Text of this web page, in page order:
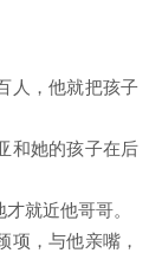
人，他就把孩子
和她的孩子在后
就近他哥哥。
项，与他亲嘴，